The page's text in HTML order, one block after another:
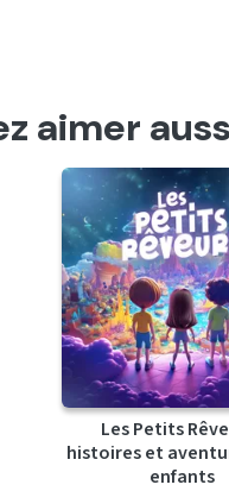
aimer
Les Petits
histoires et
enfants